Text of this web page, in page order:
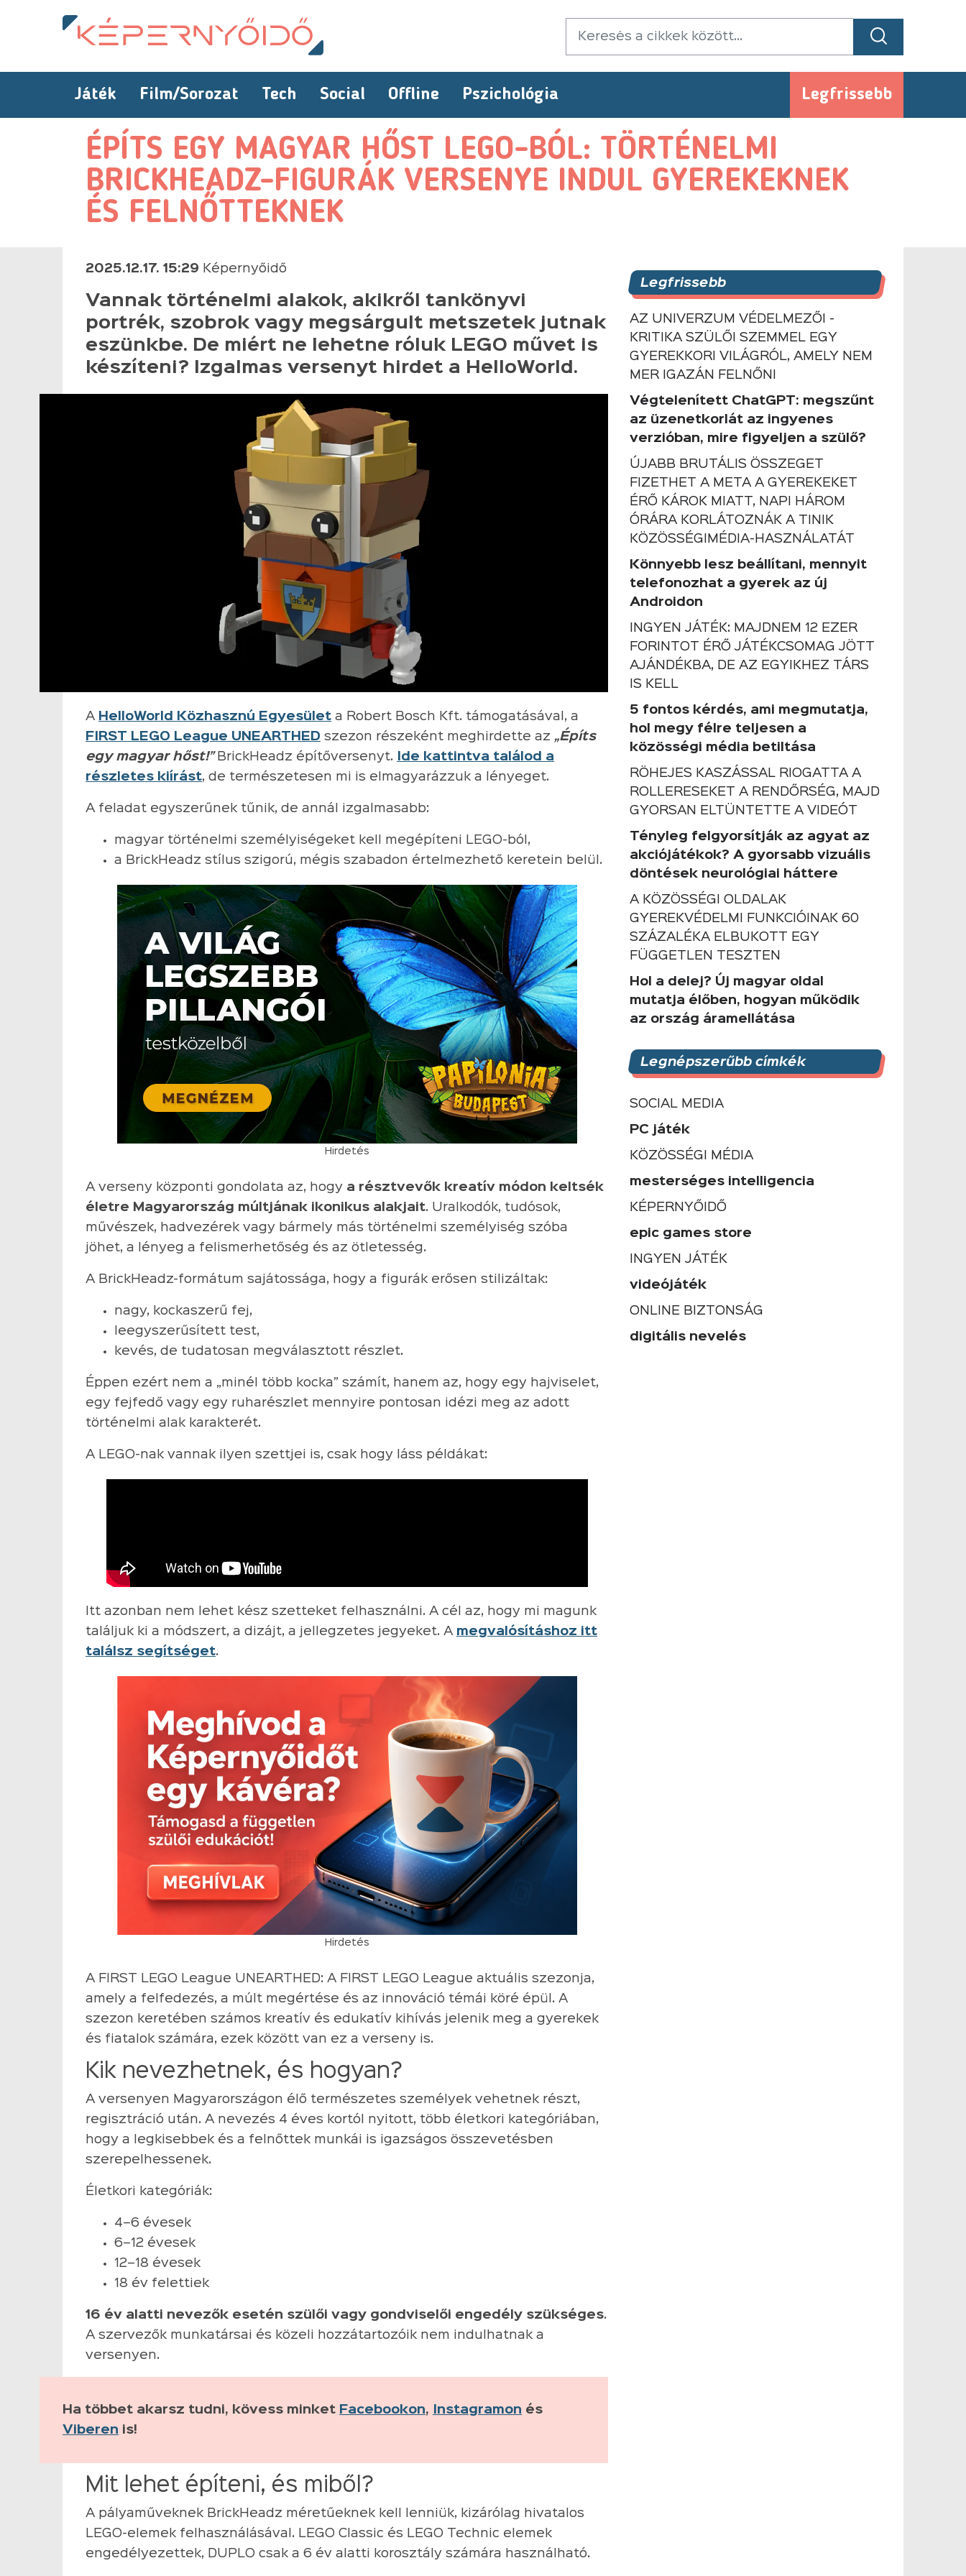
Játék Film/Sorozat Tech Social Offline Pszichológia Legfrissebb
ÉPÍTS EGY MAGYAR HŐST LEGO-BÓL: TÖRTÉNELMI
BRICKHEADZ-FIGURÁK VERSENYE INDUL GYEREKEKNEK
ÉS FELNŐTTEKNEK
2025.12.17. 15:29 Képernyőidő
Vannak történelmi alakok, akikről tankönyvi
portrék, szobrok vagy megsárgult metszetek jutnak
eszünkbe. De miért ne lehetne róluk LEGO művet is
készíteni? Izgalmas versenyt hirdet a HelloWorld.
A HelloWorld Közhasznú Egyesület a Robert Bosch Kft. támogatásával, a
FIRST LEGO League UNEARTHED szezon részeként meghirdette az „Építs
egy magyar hőst!”BrickHeadz építőversenyt.
Ide kattintva találod a
részletes kiírást, de természetesen mi is elmagyarázzuk a lényeget.
A feladat egyszerűnek tűnik, de annál izgalmasabb:
magyar történelmi személyiségeket kell megépíteni LEGO-ból,
a BrickHeadz stílus szigorú, mégis szabadon értelmezhető keretein belül.
Hirdetés
A verseny központi gondolata az, hogy a résztvevők kreatív módon keltsék
életre Magyarország múltjának ikonikus alakjait. Uralkodók, tudósok,
művészek, hadvezérek vagy bármely más történelmi személyiség szóba
jöhet, a lényeg a felismerhetőség és az ötletesség.
A BrickHeadz-formátum sajátossága, hogy a figurák erősen stilizáltak:
nagy, kockaszerű fej,
leegyszerűsített test,
kevés, de tudatosan megválasztott részlet.
Éppen ezért nem a „minél több kocka” számít, hanem az, hogy egy hajviselet,
egy fejfedő vagy egy ruharészlet mennyire pontosan idézi meg az adott
történelmi alak karakterét.
A LEGO-nak vannak ilyen szettjei is, csak hogy láss példákat:
Itt azonban nem lehet kész szetteket felhasználni. A cél az, hogy mi magunk
találjuk ki a módszert, a dizájt, a jellegzetes jegyeket. A megvalósításhoz itt
találsz segítséget.
Hirdetés
A FIRST LEGO League UNEARTHED: A FIRST LEGO League aktuális szezonja,
amely a felfedezés, a múlt megértése és az innováció témái köré épül. A
szezon keretében számos kreatív és edukatív kihívás jelenik meg a gyerekek
és fiatalok számára, ezek között van ez a verseny is.
Kik nevezhetnek, és hogyan?
A versenyen Magyarországon élő természetes személyek vehetnek részt,
regisztráció után. A nevezés 4 éves kortól nyitott, több életkori kategóriában,
hogy a legkisebbek és a felnőttek munkái is igazságos összevetésben
szerepelhessenek.
Életkori kategóriák:
4–6 évesek
6–12 évesek
12–18 évesek
18 év felettiek
16 év alatti nevezők esetén szülői vagy gondviselői engedély szükséges.
A szervezők munkatársai és közeli hozzátartozóik nem indulhatnak a
versenyen.
Ha többet akarsz tudni, kövess minket Facebookon, Instagramon és
Viberen is!
Mit lehet építeni, és miből?
A pályaműveknek BrickHeadz méretűeknek kell lenniük, kizárólag hivatalos
LEGO-elemek felhasználásával. LEGO Classic és LEGO Technic elemek
engedélyezettek, DUPLO csak a 6 év alatti korosztály számára használható.
Legfrissebb
AZ UNIVERZUM VÉDELMEZŐI -
KRITIKA SZÜLŐI SZEMMEL EGY
GYEREKKORI VILÁGRÓL, AMELY NEM
MER IGAZÁN FELNŐNI
Végtelenített ChatGPT: megszűnt
az üzenetkorlát az ingyenes
verzióban, mire figyeljen a szülő?
ÚJABB BRUTÁLIS ÖSSZEGET
FIZETHET A META A GYEREKEKET
ÉRŐ KÁROK MIATT, NAPI HÁROM
ÓRÁRA KORLÁTOZNÁK A TINIK
KÖZÖSSÉGIMÉDIA-HASZNÁLATÁT
Könnyebb lesz beállítani, mennyit
telefonozhat a gyerek az új
Androidon
INGYEN JÁTÉK: MAJDNEM 12 EZER
FORINTOT ÉRŐ JÁTÉKCSOMAG JÖTT
AJÁNDÉKBA, DE AZ EGYIKHEZ TÁRS
IS KELL
5 fontos kérdés, ami megmutatja,
hol megy félre teljesen a
közösségi média betiltása
RÖHEJES KASZÁSSAL RIOGATTA A
ROLLERESEKET A RENDŐRSÉG, MAJD
GYORSAN ELTÜNTETTE A VIDEÓT
Tényleg felgyorsítják az agyat az
akciójátékok? A gyorsabb vizuális
döntések neurológiai háttere
A KÖZÖSSÉGI OLDALAK
GYEREKVÉDELMI FUNKCIÓINAK 60
SZÁZALÉKA ELBUKOTT EGY
FÜGGETLEN TESZTEN
Hol a delej? Új magyar oldal
mutatja élőben, hogyan működik
az ország áramellátása
Legnépszerűbb címkék
SOCIAL MEDIA
PC játék
KÖZÖSSÉGI MÉDIA
mesterséges intelligencia
KÉPERNYŐIDŐ
epic games store
INGYEN JÁTÉK
videójáték
ONLINE BIZTONSÁG
digitális nevelés